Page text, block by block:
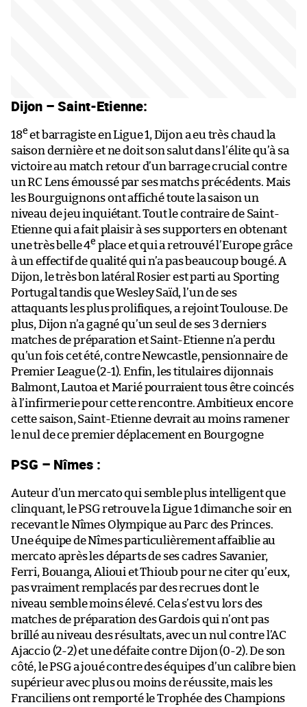
Dijon – Saint-Etienne:
18e et barragiste en Ligue 1, Dijon a eu très chaud la
saison dernière et ne doit son salut dans l’élite qu’à sa
victoire au match retour d’un barrage crucial contre
un RC Lens émoussé par ses matchs précédents. Mais
les Bourguignons ont affiché toute la saison un
niveau de jeu inquiétant. Tout le contraire de Saint-
Etienne qui a fait plaisir à ses supporters en obtenant
une très belle 4e place et qui a retrouvé l’Europe grâce
à un effectif de qualité qui n’a pas beaucoup bougé. A
Dijon, le très bon latéral Rosier est parti au Sporting
Portugal tandis que Wesley Saïd, l’un de ses
attaquants les plus prolifiques, a rejoint Toulouse. De
plus, Dijon n’a gagné qu’un seul de ses 3 derniers
matches de préparation et Saint-Etienne n’a perdu
qu’un fois cet été, contre Newcastle, pensionnaire de
Premier League (2-1). Enfin, les titulaires dijonnais
Balmont, Lautoa et Marié pourraient tous être coincés
à l’infirmerie pour cette rencontre. Ambitieux encore
cette saison, Saint-Etienne devrait au moins ramener
le nul de ce premier déplacement en Bourgogne
PSG – Nîmes :
Auteur d’un mercato qui semble plus intelligent que
clinquant, le PSG retrouve la Ligue 1 dimanche soir en
recevant le Nîmes Olympique au Parc des Princes.
Une équipe de Nîmes particulièrement affaiblie au
mercato après les départs de ses cadres Savanier,
Ferri, Bouanga, Alioui et Thioub pour ne citer qu’eux,
pas vraiment remplacés par des recrues dont le
niveau semble moins élevé. Cela s’est vu lors des
matches de préparation des Gardois qui n’ont pas
brillé au niveau des résultats, avec un nul contre l’AC
Ajaccio (2-2) et une défaite contre Dijon (0-2). De son
côté, le PSG a joué contre des équipes d’un calibre bien
supérieur avec plus ou moins de réussite, mais les
Franciliens ont remporté le Trophée des Champions